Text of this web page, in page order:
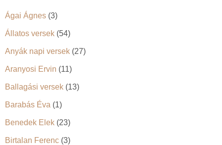
Ágai Ágnes (3)
Állatos versek (54)
Anyák napi versek (27)
Aranyosi Ervin (11)
Ballagási versek (13)
Barabás Éva (1)
Benedek Elek (23)
Birtalan Ferenc (3)